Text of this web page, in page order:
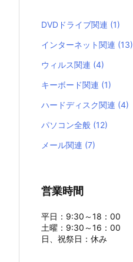
DVDドライブ関連 (1)
インターネット関連 (13)
ウィルス関連 (4)
キーボード関連 (1)
ハードディスク関連 (4)
パソコン全般 (12)
メール関連 (7)
営業時間
平日：9:30～18：00
土曜：9:30～16：00
日、祝祭日：休み